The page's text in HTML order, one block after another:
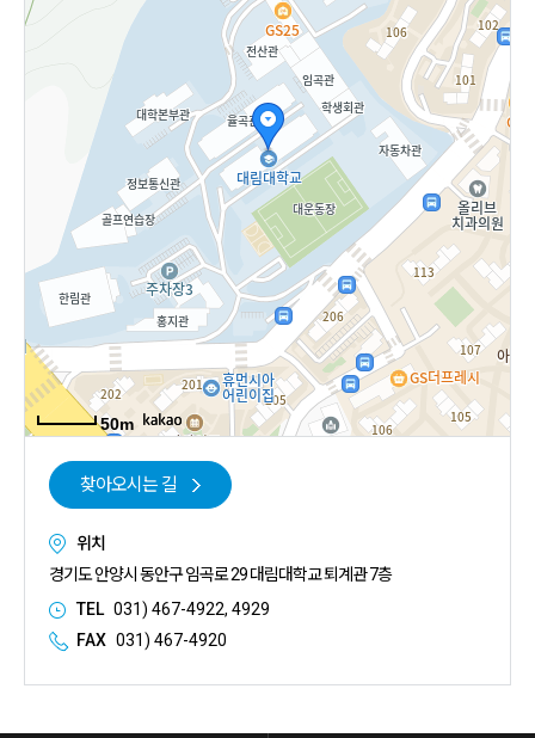
50m
찾아오시는 길
위치
경기도 안양시 동안구 임곡로 29 대림대학교 퇴계관 7층
TEL 031) 467-4922, 4929
FAX 031) 467-4920